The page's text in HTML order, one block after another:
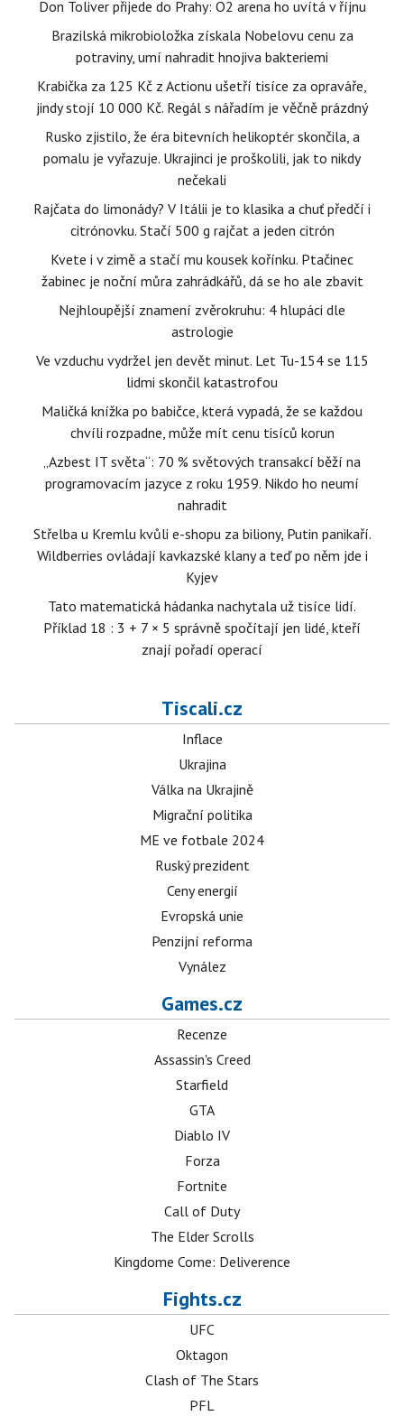
Don Toliver přijede do Prahy: O2 arena ho uvítá v říjnu
Brazilská mikrobioložka získala Nobelovu cenu za
potraviny, umí nahradit hnojiva bakteriemi
Krabička za 125 Kč z Actionu ušetří tisíce za opraváře,
jindy stojí 10 000 Kč. Regál s nářadím je věčně prázdný
Rusko zjistilo, že éra bitevních helikoptér skončila, a
pomalu je vyřazuje. Ukrajinci je proškolili, jak to nikdy
nečekali
Rajčata do limonády? V Itálii je to klasika a chuť předčí i
citrónovku. Stačí 500 g rajčat a jeden citrón
Kvete i v zimě a stačí mu kousek kořínku. Ptačinec
žabinec je noční můra zahrádkářů, dá se ho ale zbavit
Nejhloupější znamení zvěrokruhu: 4 hlupáci dle
astrologie
Ve vzduchu vydržel jen devět minut. Let Tu-154 se 115
lidmi skončil katastrofou
Maličká knížka po babičce, která vypadá, že se každou
chvíli rozpadne, může mít cenu tisíců korun
„Azbest IT světa“: 70 % světových transakcí běží na
programovacím jazyce z roku 1959. Nikdo ho neumí
nahradit
Střelba u Kremlu kvůli e-shopu za biliony, Putin panikaří.
Wildberries ovládají kavkazské klany a teď po něm jde i
Kyjev
Tato matematická hádanka nachytala už tisíce lidí.
Příklad 18 : 3 + 7 × 5 správně spočítají jen lidé, kteří
znají pořadí operací
Tiscali.cz
Inflace
Ukrajina
Válka na Ukrajině
Migrační politika
ME ve fotbale 2024
Ruský prezident
Ceny energií
Evropská unie
Penzijní reforma
Vynález
Games.cz
Recenze
Assassin's Creed
Starfield
GTA
Diablo IV
Forza
Fortnite
Call of Duty
The Elder Scrolls
Kingdome Come: Deliverence
Fights.cz
UFC
Oktagon
Clash of The Stars
PFL